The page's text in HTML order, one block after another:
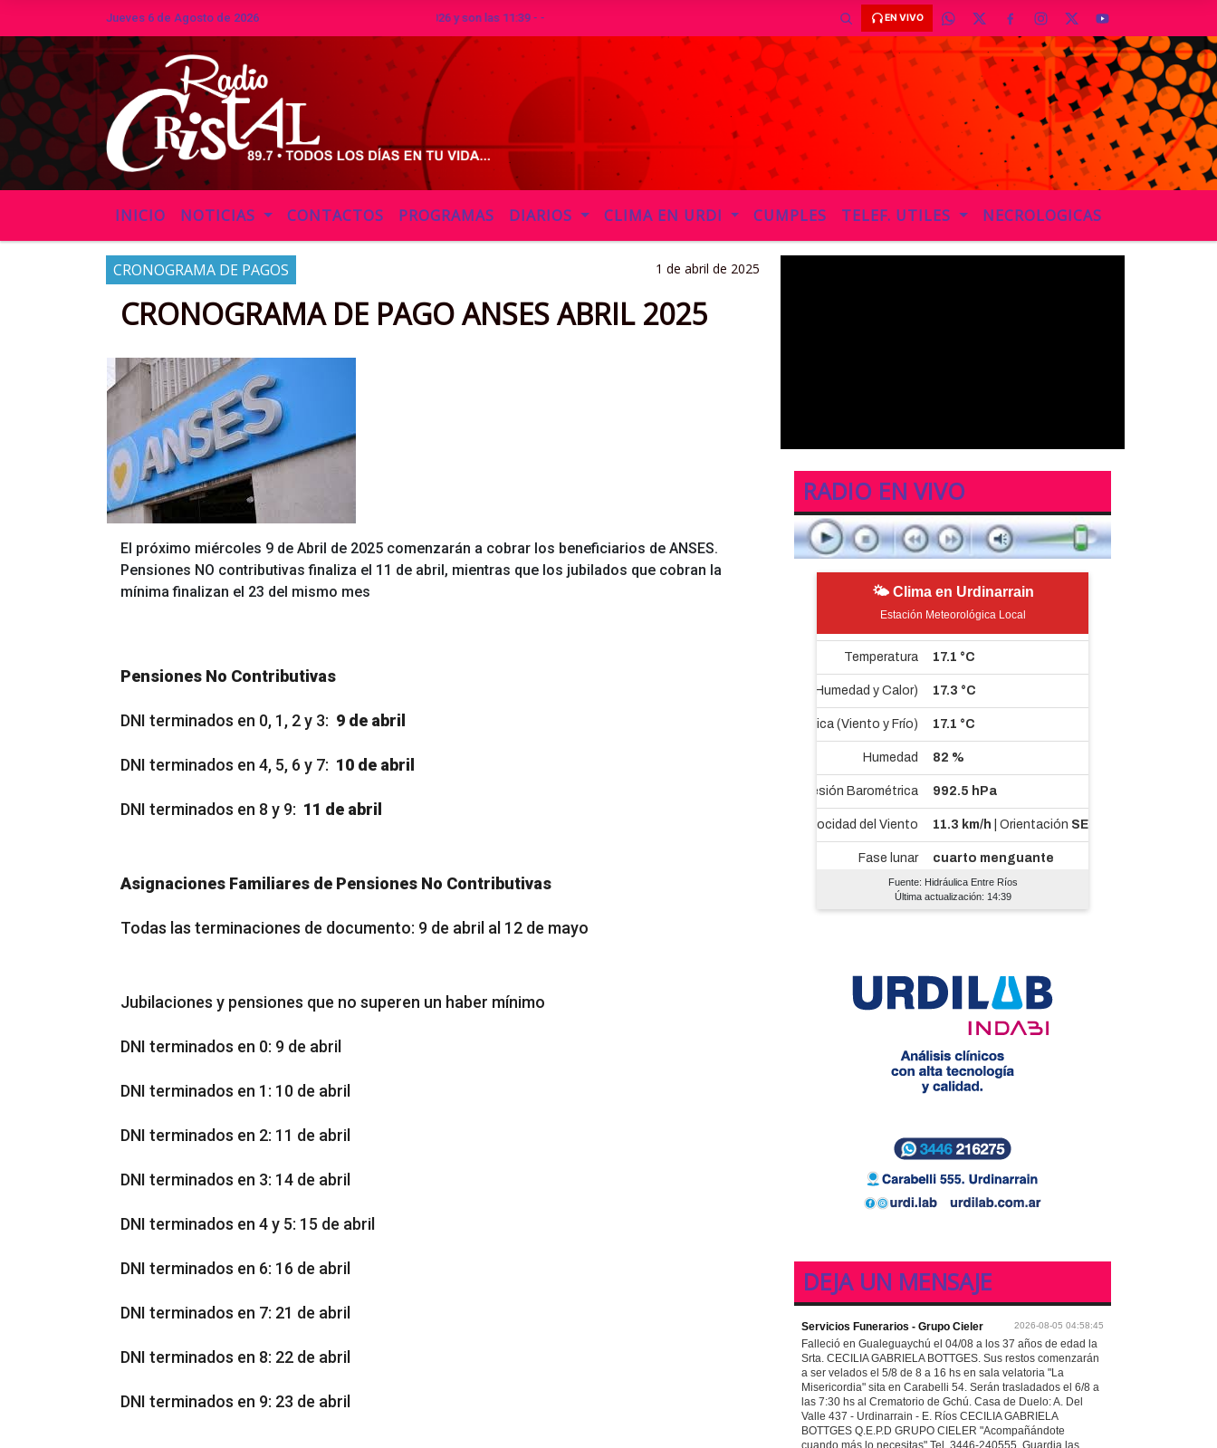
Jueves 6 de Agosto de 2026Hoy es Jueves 6 de Agosto de 2026 y son las 11:39 - - EN VIVO
INICIO NOTICIAS CONTACTOS PROGRAMAS DIARIOS CLIMA EN URDI CUMPLES TELEF. UTILES NECROLOGICAS
CRONOGRAMA DE PAGOS 1 de abril de 2025
CRONOGRAMA DE PAGO ANSES ABRIL 2025
El próximo miércoles 9 de Abril de 2025 comenzarán a cobrar los beneficiarios de ANSES.
Pensiones NO contributivas finaliza el 11 de abril, mientras que los jubilados que cobran la
mínima finalizan el 23 del mismo mes
Pensiones No Contributivas
DNI terminados en 0, 1, 2 y 3: 9 de abril
DNI terminados en 4, 5, 6 y 7: 10 de abril
DNI terminados en 8 y 9: 11 de abril
Asignaciones Familiares de Pensiones No Contributivas
Todas las terminaciones de documento: 9 de abril al 12 de mayo
Jubilaciones y pensiones que no superen un haber mínimo
DNI terminados en 0: 9 de abril
DNI terminados en 1: 10 de abril
DNI terminados en 2: 11 de abril
DNI terminados en 3: 14 de abril
DNI terminados en 4 y 5: 15 de abril
DNI terminados en 6: 16 de abril
DNI terminados en 7: 21 de abril
DNI terminados en 8: 22 de abril
DNI terminados en 9: 23 de abril
RADIO EN VIVO
🌤 Clima en Urdinarrain
Estación Meteorológica Local
Fuente: Hidráulica Entre Ríos
Última actualización: 14:39
DEJA UN MENSAJE